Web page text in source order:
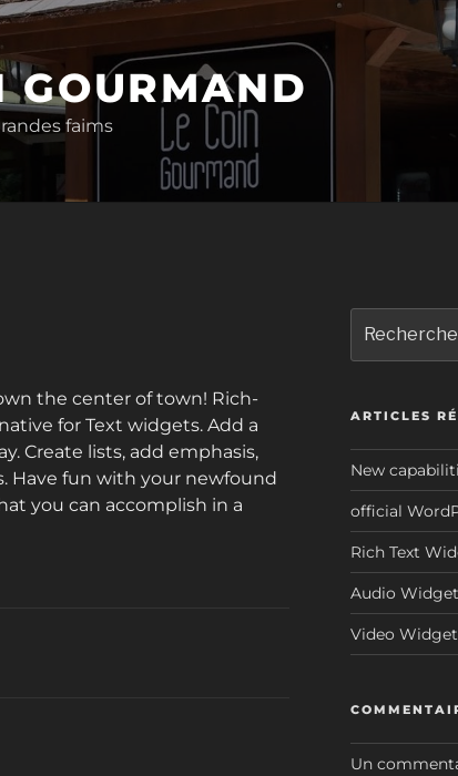
GOURMAND
faims
the center of town! Rich-
for Text widgets. Add a
Create lists, add emphasis,
Have fun with your newfound
you can accomplish in a
pour
:
ARTICLES
New
official
Rich Text
Audio Widget
Video Widget
Un